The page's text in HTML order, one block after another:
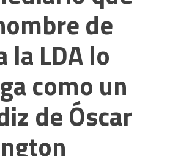
de
la LDA lo
como un
de Óscar